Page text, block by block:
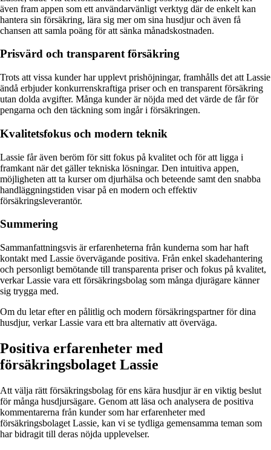
även fram appen som ett användarvänligt verktyg där de enkelt kan
hantera sin försäkring, lära sig mer om sina husdjur och även få
chansen att samla poäng för att sänka månadskostnaden.
Prisvärd och transparent försäkring
Trots att vissa kunder har upplevt prishöjningar, framhålls det att Lassie
ändå erbjuder konkurrenskraftiga priser och en transparent försäkring
utan dolda avgifter. Många kunder är nöjda med det värde de får för
pengarna och den täckning som ingår i försäkringen.
Kvalitetsfokus och modern teknik
Lassie får även beröm för sitt fokus på kvalitet och för att ligga i
framkant när det gäller tekniska lösningar. Den intuitiva appen,
möjligheten att ta kurser om djurhälsa och beteende samt den snabba
handläggningstiden visar på en modern och effektiv
försäkringsleverantör.
Summering
Sammanfattningsvis är erfarenheterna från kunderna som har haft
kontakt med Lassie övervägande positiva. Från enkel skadehantering
och personligt bemötande till transparenta priser och fokus på kvalitet,
verkar Lassie vara ett försäkringsbolag som många djurägare känner
sig trygga med.
Om du letar efter en pålitlig och modern försäkringspartner för dina
husdjur, verkar Lassie vara ett bra alternativ att överväga.
Positiva erfarenheter med
försäkringsbolaget Lassie
Att välja rätt försäkringsbolag för ens kära husdjur är en viktig beslut
för många husdjursägare. Genom att läsa och analysera de positiva
kommentarerna från kunder som har erfarenheter med
försäkringsbolaget Lassie, kan vi se tydliga gemensamma teman som
har bidragit till deras nöjda upplevelser.